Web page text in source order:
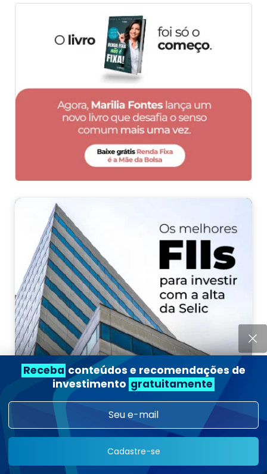
Receba o relatório GRATUITO em seu e-mail.
Receba conteúdos e recomendações de
investimento gratuitamente
Cadastre-se